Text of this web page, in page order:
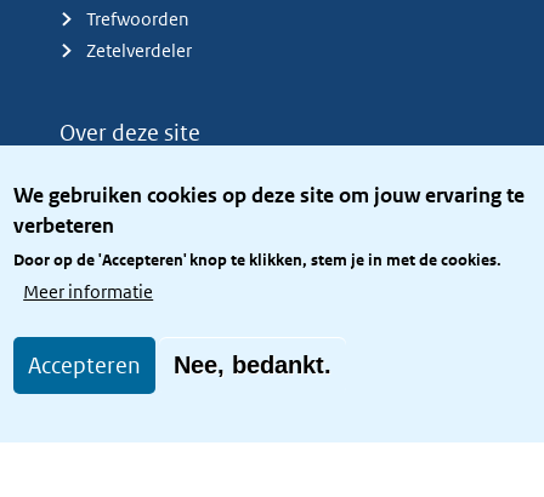
We gebruiken cookies op deze site om jouw ervaring te
verbeteren
Door op de 'Accepteren' knop te klikken, stem je in met de cookies.
Meer informatie
Accepteren Nee, bedankt.
Trefwoorden
Zetelverdeler
Over deze site
Privacy
Toegang site openbaar
Toegankelijkheid